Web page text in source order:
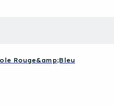
Rouge&amp;Bleu